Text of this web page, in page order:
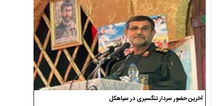
آخرین حضور سردار تنگسیری در سیاهکل